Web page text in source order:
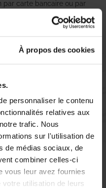
À propos des cookies
personnaliser le contenu
relatives aux
trafic. Nous
sur l'utilisation de
de médias sociaux, de
combiner celles-ci
vous leur avez fournies
utilisation de leurs
par carte bancaire ou par
de votre expérience
DE PIC.
à tout